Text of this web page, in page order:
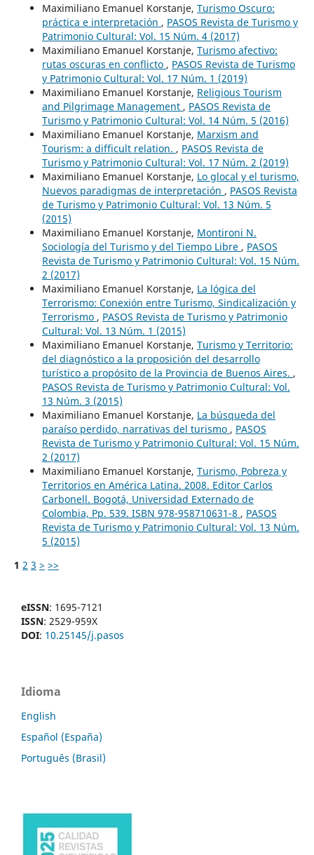
Maximiliano Emanuel Korstanje, Turismo Oscuro:
práctica e interpretación , PASOS Revista de Turismo y
Patrimonio Cultural: Vol. 15 Núm. 4 (2017)
Maximiliano Emanuel Korstanje, Turismo afectivo:
rutas oscuras en conflicto , PASOS Revista de Turismo
y Patrimonio Cultural: Vol. 17 Núm. 1 (2019)
Maximiliano Emanuel Korstanje, Religious Tourism
and Pilgrimage Management , PASOS Revista de
Turismo y Patrimonio Cultural: Vol. 14 Núm. 5 (2016)
Maximiliano Emanuel Korstanje, Marxism and
Tourism: a difficult relation. , PASOS Revista de
Turismo y Patrimonio Cultural: Vol. 17 Núm. 2 (2019)
Maximiliano Emanuel Korstanje, Lo glocal y el turismo,
Nuevos paradigmas de interpretación , PASOS Revista
de Turismo y Patrimonio Cultural: Vol. 13 Núm. 5
(2015)
Maximiliano Emanuel Korstanje, Montironi N.
Sociología del Turismo y del Tiempo Libre , PASOS
Revista de Turismo y Patrimonio Cultural: Vol. 15 Núm.
2 (2017)
Maximiliano Emanuel Korstanje, La lógica del
Terrorismo: Conexión entre Turismo, Sindicalización y
Terrorismo , PASOS Revista de Turismo y Patrimonio
Cultural: Vol. 13 Núm. 1 (2015)
Maximiliano Emanuel Korstanje, Turismo y Territorio:
del diagnóstico a la proposición del desarrollo
turístico a propósito de la Provincia de Buenos Aires. ,
PASOS Revista de Turismo y Patrimonio Cultural: Vol.
13 Núm. 3 (2015)
Maximiliano Emanuel Korstanje, La búsqueda del
paraíso perdido, narrativas del turismo , PASOS
Revista de Turismo y Patrimonio Cultural: Vol. 15 Núm.
2 (2017)
Maximiliano Emanuel Korstanje, Turismo, Pobreza y
Territorios en América Latina. 2008. Editor Carlos
Carbonell. Bogotá, Universidad Externado de
Colombia, Pp. 539. ISBN 978-958710631-8 , PASOS
Revista de Turismo y Patrimonio Cultural: Vol. 13 Núm.
5 (2015)
1 2 3 > >>
eISSN: 1695-7121
ISSN: 2529-959X
DOI: 10.25145/j.pasos
Idioma
English
Español (España)
Português (Brasil)